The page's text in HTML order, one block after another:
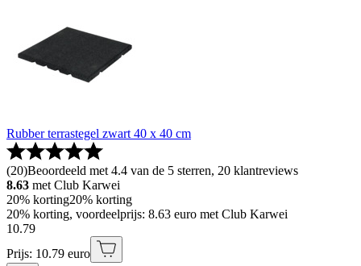
Rubber terrastegel zwart 40 x 40 cm
(20)Beoordeeld met 4.4 van de 5 sterren, 20 klantreviews
8.63 met Club Karwei
20% korting20% korting
20% korting, voordeelprijs: 8.63 euro met Club Karwei
10.79
Prijs: 10.79 euro